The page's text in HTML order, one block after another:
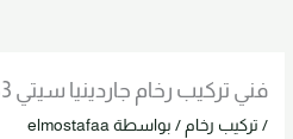
فني تركيب رخام جاردينيا سيتي 01203511683
/ تركيب رخام / بواسطة elmostafaa